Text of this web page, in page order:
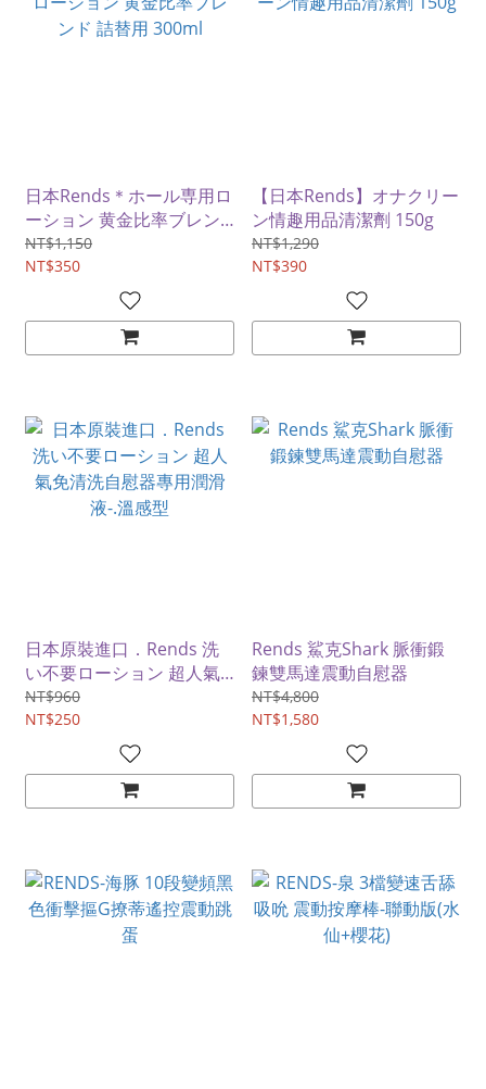
日本Rends＊ホール専用ロ
ーション 黄金比率ブレン
ド 詰替用 300ml
NT$1,150
NT$350
【日本Rends】オナクリー
ン情趣用品清潔劑 150g
NT$1,290
NT$390
日本原裝進口．Rends 洗
い不要ローション 超人氣
免清洗自慰器專用潤滑液-.
溫感型
NT$960
NT$250
Rends 鯊克Shark 脈衝鍛
鍊雙馬達震動自慰器
NT$4,800
NT$1,580